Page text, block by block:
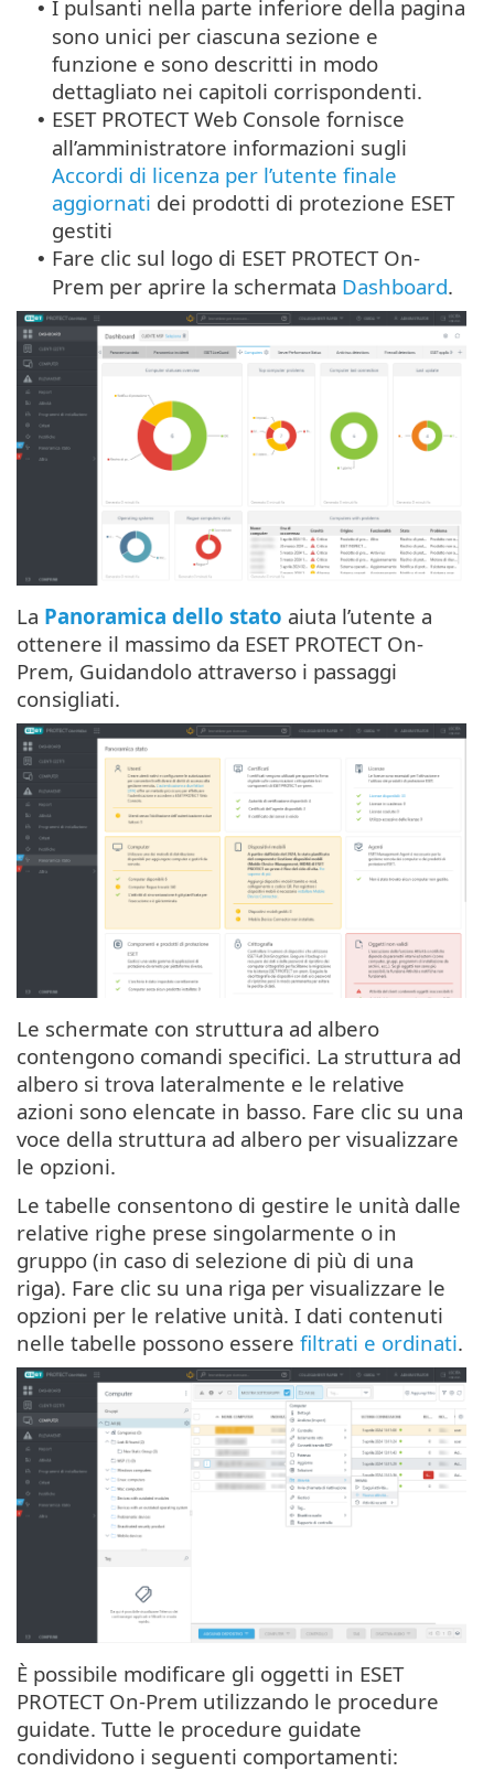
• I pulsanti nella parte inferiore della pagina
sono unici per ciascuna sezione e
funzione e sono descritti in modo
dettagliato nei capitoli corrispondenti.
• ESET PROTECT Web Console fornisce
all’amministratore informazioni sugli
Accordi di licenza per l’utente finale
aggiornati dei prodotti di protezione ESET
gestiti
• Fare clic sul logo di ESET PROTECT On-
Prem per aprire la schermata Dashboard.
La Panoramica dello stato aiuta l’utente a
ottenere il massimo da ESET PROTECT On-
Prem, Guidandolo attraverso i passaggi
consigliati.
Le schermate con struttura ad albero
contengono comandi specifici. La struttura ad
albero si trova lateralmente e le relative
azioni sono elencate in basso. Fare clic su una
voce della struttura ad albero per visualizzare
le opzioni.
Le tabelle consentono di gestire le unità dalle
relative righe prese singolarmente o in
gruppo (in caso di selezione di più di una
riga). Fare clic su una riga per visualizzare le
opzioni per le relative unità. I dati contenuti
nelle tabelle possono essere filtrati e ordinati.
È possibile modificare gli oggetti in ESET
PROTECT On-Prem utilizzando le procedure
guidate. Tutte le procedure guidate
condividono i seguenti comportamenti: